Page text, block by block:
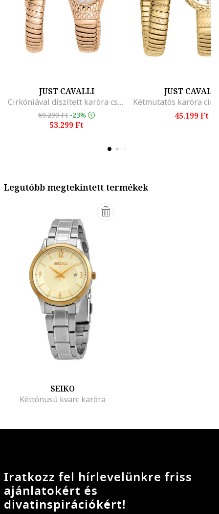
JUST CAVALLI
Cirkóniával díszített karóra csuklóra tekerhető szíjjal, Rózsaarany
69.299 Ft -23%
53.299 Ft
JUST CAVALLI
45.199 Ft
Legutóbb megtekintett termékek
SEIKO
Kéttónusú kvarc karóra
Iratkozz fel hírlevelünkre friss
ajánlatokért és
divatinspirációkért!